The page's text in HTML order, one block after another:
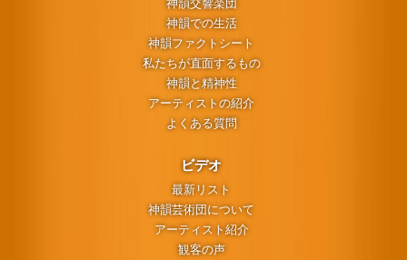
神韻交響楽団
神韻での生活
神韻ファクトシート
私たちが直面するもの
神韻と精神性
アーティストの紹介
よくある質問
ビデオ
最新リスト
神韻芸術団について
アーティスト紹介
観客の声